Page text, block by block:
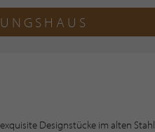
Designstücke im alten